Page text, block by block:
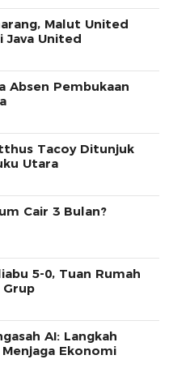
Malut United
Java United
Absen Pembukaan
Tacoy Ditunjuk
Utara
Cair 3 Bulan?
5-0, Tuan Rumah
AI: Langkah
Ekonomi